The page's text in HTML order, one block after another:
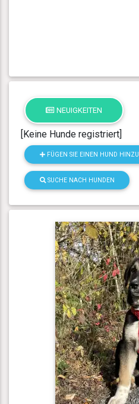
NEUIGKEITEN
[Keine Hunde registriert]
FÜGEN SIE EINEN HUND HINZU
SUCHE NACH HUNDEN